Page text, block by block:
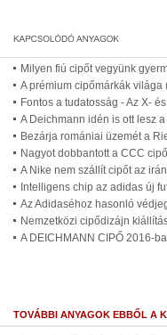
Milyen fiú cipőt vegyünk
A prémium cipőmárkák világa
Fontos a tudatosság - Az X-
A Deichmann idén is ott lesz
Bezárja romániai üzemét a
Nagyot dobbantott a CCC cipő
A Nike nem szállít cipőt az
Intelligens chip az adidas új
Az Adidaséhoz hasonló
Nemzetközi cipődizájn
A DEICHMANN CIPŐ 2016-
TOVÁBBI ANYAGOK EBBŐL A